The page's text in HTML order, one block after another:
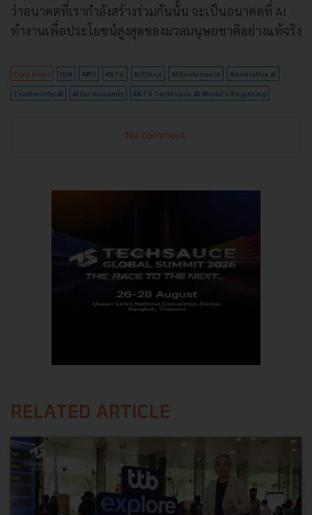
ว่าอนาคตที่เรากำลังสร้างร่วมกันนั้น จะเป็นอนาคตที่ AI
ทำงานเพื่อประโยชน์สูงสุดของมวลมนุษยชาติอย่างแท้จริง
Corp Innov IBM AWS KBTG AI Ethics AI Governance Generative AI
Trustworthy AI AI for Humanity KBTG Techtopia: At World's Beginning
No comment
RELATED ARTICLE